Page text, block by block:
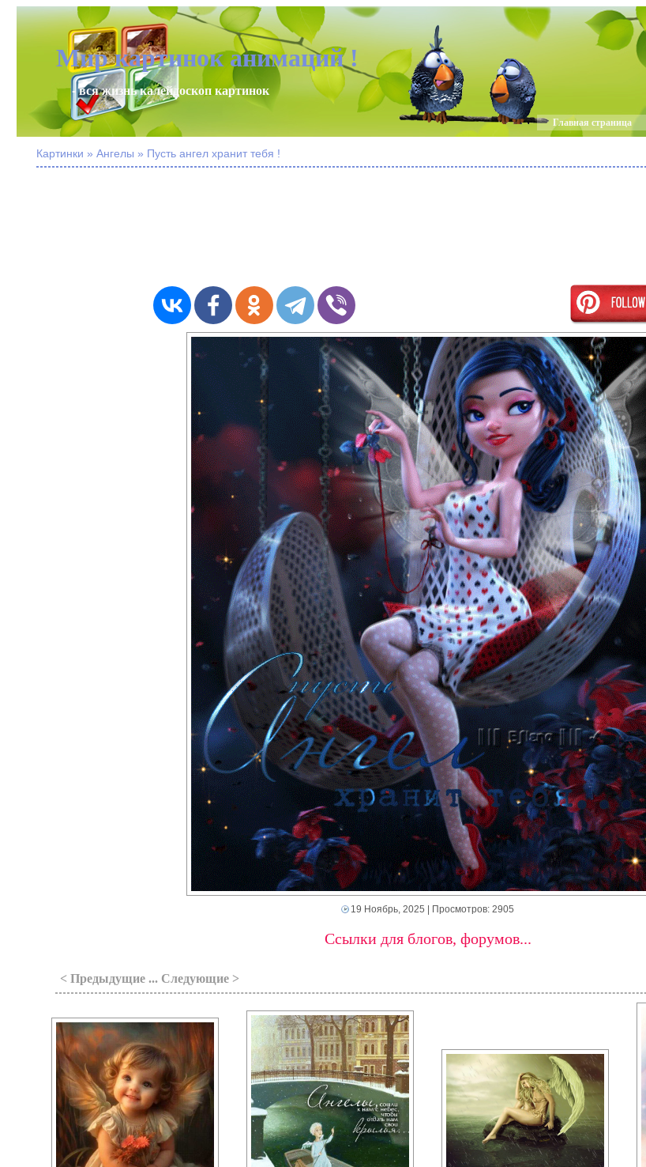
Мир картинок анимаций !
- вся жизнь калейдоскоп картинок
Главная страница
Картинки » Ангелы » Пусть ангел хранит тебя !
19 Ноябрь, 2025 | Просмотров: 2905
Ссылки для блогов, форумов...
< Предыдущие ... Следующие >